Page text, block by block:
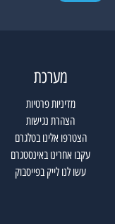
מערכת
מדיניות פרטיות
הצהרת נגישות
הצטרפו אלינו בטלגרם
עקבו אחרינו באינסטגרם
עשו לנו לייק בפייסבוק